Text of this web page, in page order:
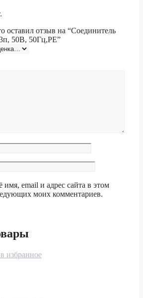
оставил отзыв на “Соединитель
50В, 50Гц,PE”
имя, email и адрес сайта в этом
моих комментариев.
избранное